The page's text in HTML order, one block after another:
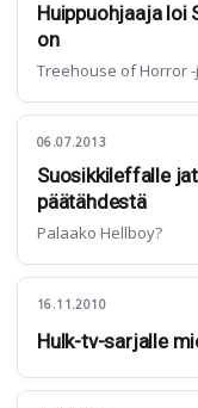
Huippuohjaaja loi
on
Treehouse of Horror
06.07.2013
Suosikkileffalle
päätähdestä
Palaako Hellboy?
16.11.2010
Hulk-tv-sarjalle